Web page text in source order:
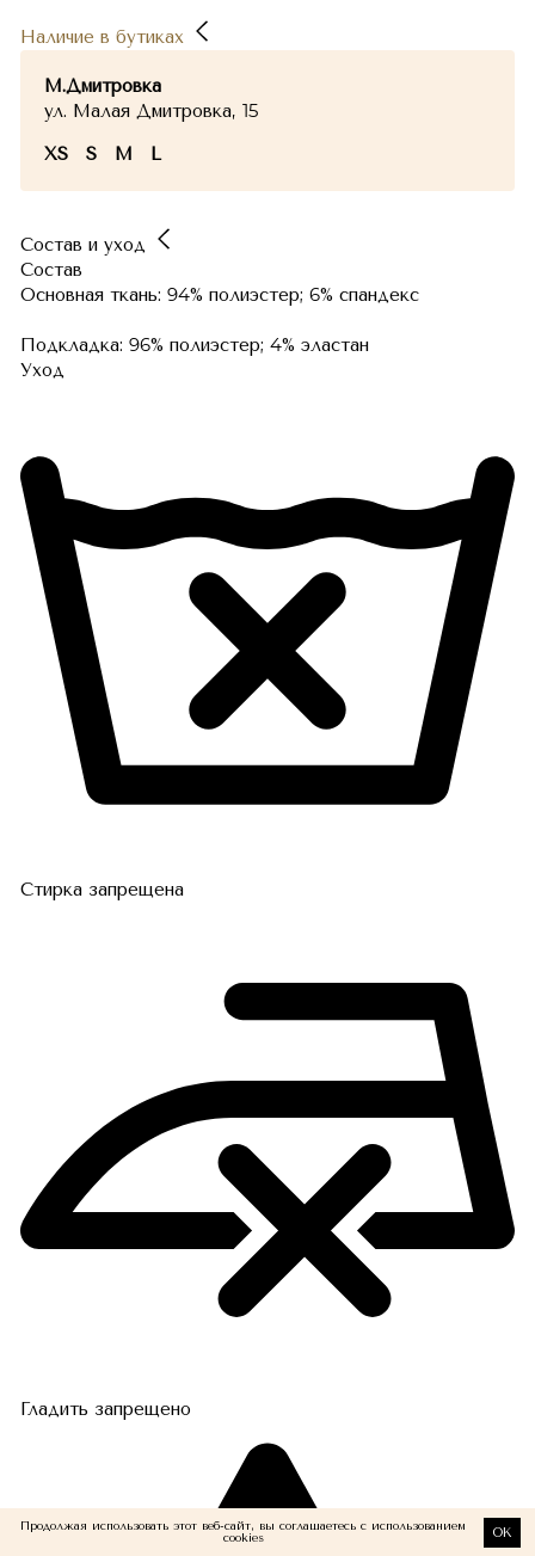
Наличие в бутиках
М.Дмитровка
ул. Малая Дмитровка, 15
L
M
S
XS
Состав и уход
Состав
Основная ткань: 94% полиэстер; 6% спандекс
Подкладка: 96% полиэстер; 4% эластан
Уход
Стирка запрещена
Гладить запрещено
Продолжая использовать этот веб-сайт, вы соглашаетесь с использованием
cookies
OK